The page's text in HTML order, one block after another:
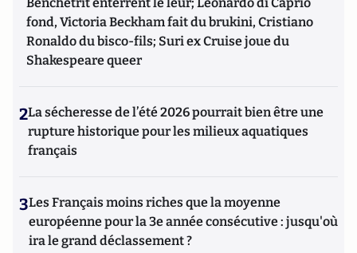
fond, Victoria Beckham fait du brukini, Cristiano
Ronaldo du bisco-fils; Suri ex Cruise joue du
Shakespeare queer
2La sécheresse de l’été 2026 pourrait bien être une
rupture historique pour les milieux aquatiques
français
3Les Français moins riches que la moyenne
européenne pour la 3e année consécutive : jusqu'où
ira le grand déclassement ?